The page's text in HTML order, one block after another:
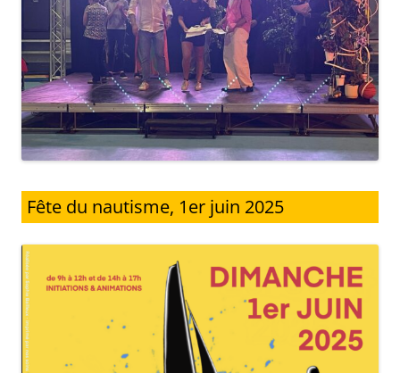
Fête du nautisme, 1er juin 2025